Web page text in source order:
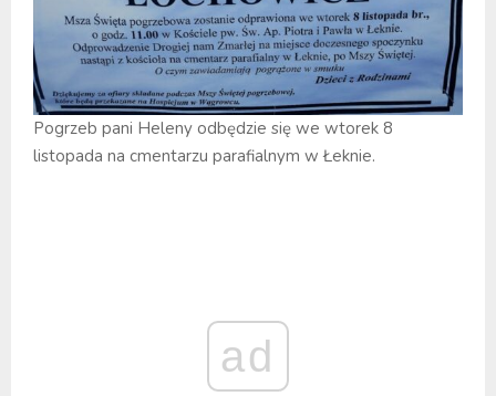
Pogrzeb pani Heleny odbędzie się we wtorek 8
listopada na cmentarzu parafialnym w Łeknie.
ad